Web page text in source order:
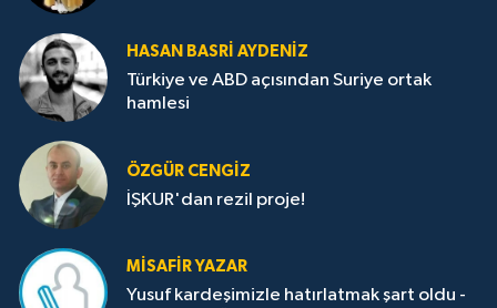
HASAN BASRI AYDENIZ
Türkiye ve ABD açısından Suriye ortak
hamlesi
ÖZGÜR CENGIZ
İŞKUR'dan rezil proje!
MISAFIR YAZAR
Yusuf kardeşimizle hatırlatmak şart oldu -